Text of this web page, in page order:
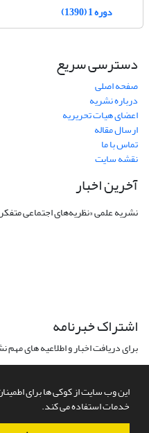
این وب سایت از کوکی ها برای
خدمات استفاده می کند.
دوره 1 (1390)
دسترسی سریع
صفحه اصلی
درباره نشریه
اعضای هیات تحریریه
ارسال مقاله
تماس با ما
نقشه سایت
آخرین اخبار
نشریه علمی «نظریه‌های اجتماعی
اشتراک خبرنامه
برای دریافت اخبار و اطلاعیه های